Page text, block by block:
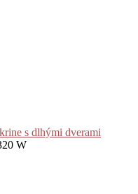
s dlhými dverami
W